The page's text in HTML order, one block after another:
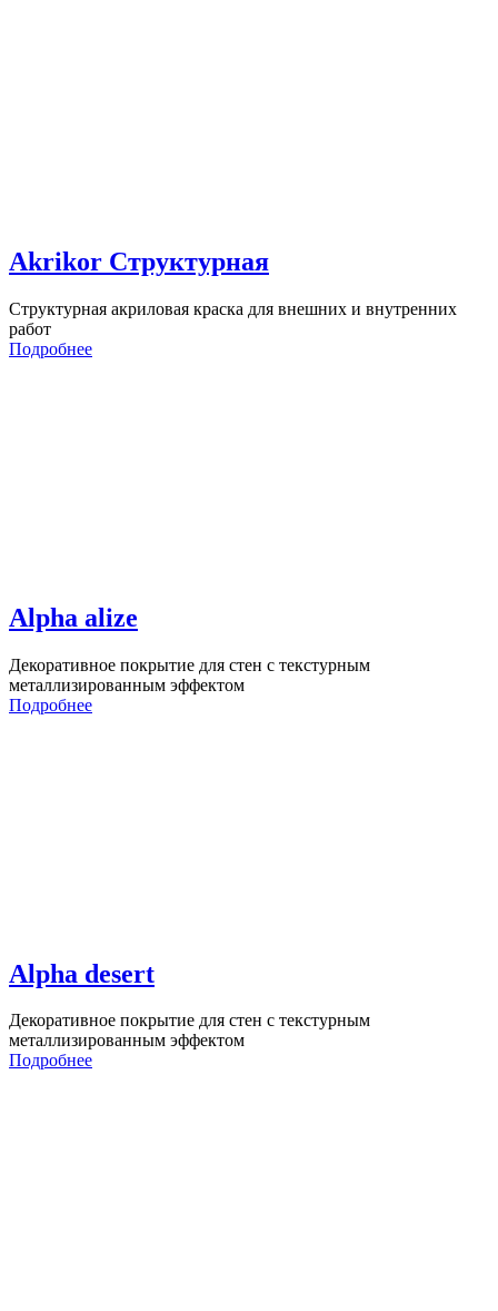
Akrikor Структурная
Структурная акриловая краска для внешних и внутренних
работ
Подробнее
Alpha alize
Декоративное покрытие для стен с текстурным
металлизированным эффектом
Подробнее
Alpha desert
Декоративное покрытие для стен с текстурным
металлизированным эффектом
Подробнее